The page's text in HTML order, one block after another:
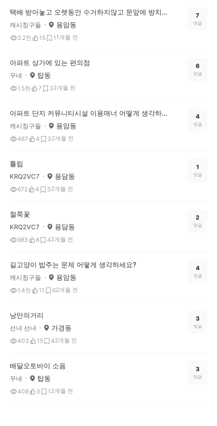
택배 받아놓고 오랫동안 수거하지않고 문앞에 방치하는거 괜찮나요?
캐시칭구들 용암동
2.2천 15 1 1개월 전
7
댓글
아파트 상가에 있는 편의점
꾸네 탑동
1.5천 7 32개월 전
6
댓글
아파트 단지 커뮤니티시설 이용매너 어떻게 생각하세요?
캐시칭구들 용암동
467 4 32개월 전
4
댓글
튤립
KRQ2VC7 용담동
672 4 32개월 전
1
댓글
철쭉꽃
KRQ2VC7 용담동
983 8 42개월 전
2
댓글
길고양이 밥주는 문제 어떻게 생각하세요?
캐시칭구들 용암동
1.4천 11 62개월 전
4
댓글
낭만의거리
선녀 선녀 가경동
403 15 42개월 전
3
댓글
배달오토바이 소음
꾸네 탑동
408 3 1 2개월 전
3
댓글